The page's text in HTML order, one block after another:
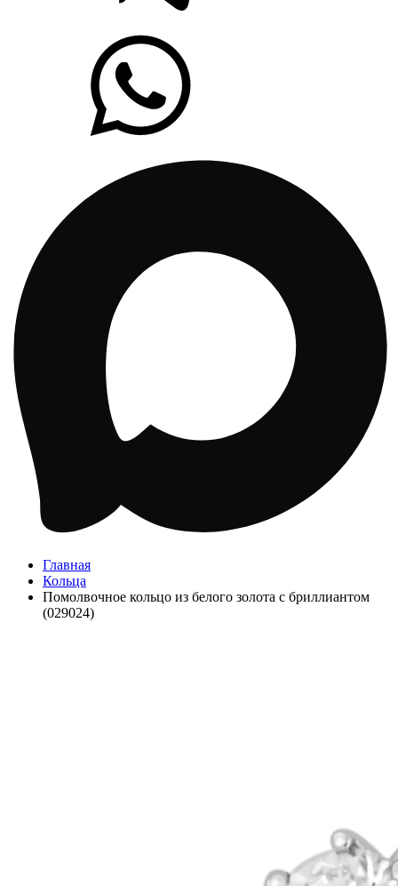
Главная
Кольца
Помолвочное кольцо из белого золота с бриллиантом
(029024)